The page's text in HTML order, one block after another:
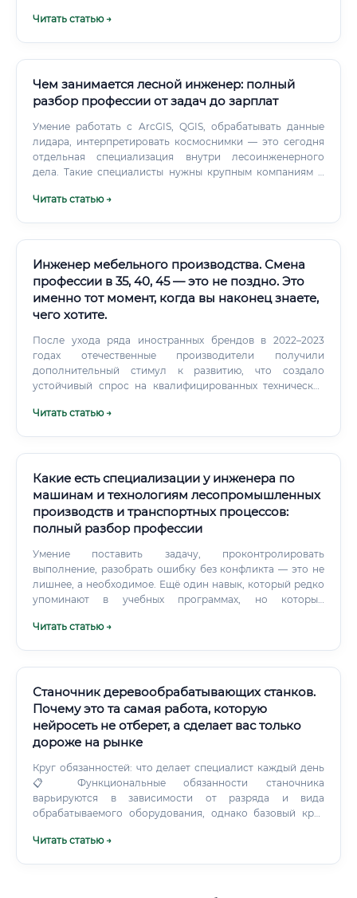
(температура, влажность, вентиляция), плотности
Читать статью →
Чем занимается лесной инженер: полный
разбор профессии от задач до зарплат
Умение работать с ArcGIS, QGIS, обрабатывать данные
лидара, интерпретировать космоснимки — это сегодня
отдельная специализация внутри лесоинженерного
дела. Такие специалисты нужны крупным компаниям и
Читать статью →
Инженер мебельного производства. Смена
профессии в 35, 40, 45 — это не поздно. Это
именно тот момент, когда вы наконец знаете,
чего хотите.
После ухода ряда иностранных брендов в 2022–2023
годах отечественные производители получили
дополнительный стимул к развитию, что создало
устойчивый спрос на квалифицированных технических
мебели превышает 500 млрд рублей в год В России
продаж мебели стимулирует развитие производств ✅
Профессия устойчиво входит в топ востребованных в
производственном секторе по данным крупнейших
платформ по трудоустройству.
Читать статью →
Какие есть специализации у инженера по
машинам и технологиям лесопромышленных
производств и транспортных процессов:
полный разбор профессии
Умение поставить задачу, проконтролировать
выполнение, разобрать ошибку без конфликта — это не
лишнее, а необходимое. Ещё один навык, который редко
упоминают в учебных программах, но который
условиях ограниченных ресурсов.
Читать статью →
Станочник деревообрабатывающих станков.
Почему это та самая работа, которую
нейросеть не отберет, а сделает вас только
дороже на рынке
Круг обязанностей: что делает специалист каждый день
📋 Функциональные обязанности станочника
варьируются в зависимости от разряда и вида
обрабатываемого оборудования, однако базовый круг
задачи: Настройка и наладка деревообрабатывающих
Читать статью →